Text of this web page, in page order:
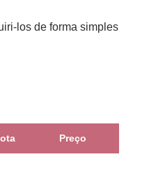
los de forma simples
Preço